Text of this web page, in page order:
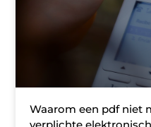
Waarom een pdf niet